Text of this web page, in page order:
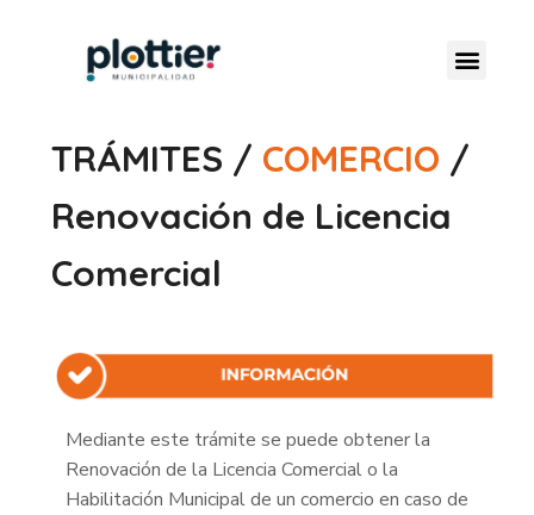
TRÁMITES / COMERCIO /
Renovación de Licencia
Comercial
Mediante este trámite se puede obtener la
Renovación de la Licencia Comercial o la
Habilitación Municipal de un comercio en caso de